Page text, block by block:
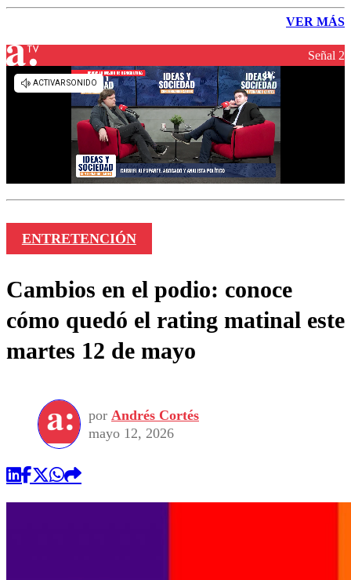
VER MÁS
Señal 2
ENTRETENCIÓN
Cambios en el podio: conoce
cómo quedó el rating matinal este
martes 12 de mayo
por Andrés Cortés
mayo 12, 2026